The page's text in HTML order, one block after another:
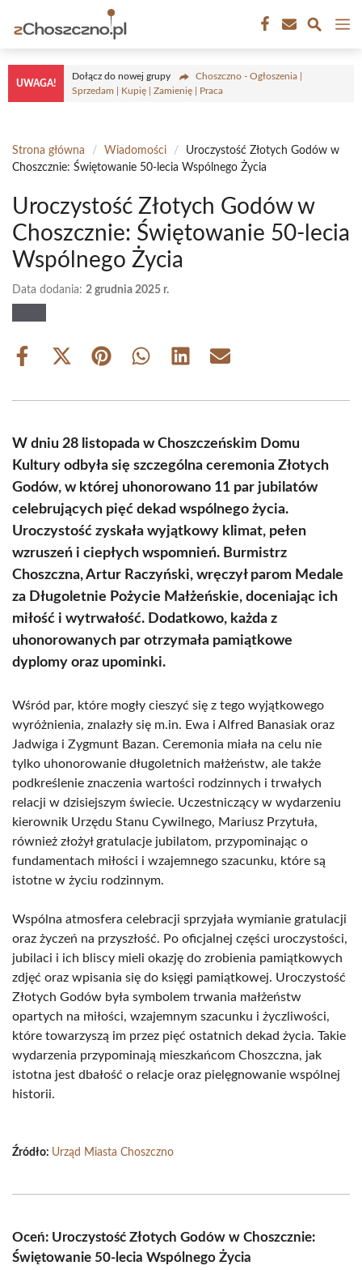
treści
UWAGA!
Dołącz do nowej grupy
Choszczno - Ogłoszenia |
Sprzedam | Kupię | Zamienię | Praca
Strona główna / Wiadomości /
Uroczystość Złotych Godów w
Choszcznie: Świętowanie 50-lecia Wspólnego Życia
Uroczystość Złotych Godów w
Choszcznie: Świętowanie 50-lecia
Wspólnego Życia
Data dodania: 2 grudnia 2025 r.
Share
Share
(Twitter)
Share Share Share Share
W dniu 28 listopada w Choszczeńskim Domu
Kultury odbyła się szczególna ceremonia Złotych
Godów, w której uhonorowano 11 par jubilatów
celebrujących pięć dekad wspólnego życia.
Uroczystość zyskała wyjątkowy klimat, pełen
wzruszeń i ciepłych wspomnień. Burmistrz
Choszczna, Artur Raczyński, wręczył parom Medale
za Długoletnie Pożycie Małżeńskie, doceniając ich
miłość i wytrwałość. Dodatkowo, każda z
uhonorowanych par otrzymała pamiątkowe
dyplomy oraz upominki.
Wśród par, które mogły cieszyć się z tego wyjątkowego
wyróżnienia, znalazły się m.in. Ewa i Alfred Banasiak oraz
Jadwiga i Zygmunt Bazan. Ceremonia miała na celu nie
tylko uhonorowanie długoletnich małżeństw, ale także
podkreślenie znaczenia wartości rodzinnych i trwałych
relacji w dzisiejszym świecie. Uczestniczący w wydarzeniu
kierownik Urzędu Stanu Cywilnego, Mariusz Przytuła,
również złożył gratulacje jubilatom, przypominając o
fundamentach miłości i wzajemnego szacunku, które są
istotne w życiu rodzinnym.
Wspólna atmosfera celebracji sprzyjała wymianie gratulacji
oraz życzeń na przyszłość. Po oficjalnej części uroczystości,
jubilaci i ich bliscy mieli okazję do zrobienia pamiątkowych
zdjęć oraz wpisania się do księgi pamiątkowej. Uroczystość
Złotych Godów była symbolem trwania małżeństw
opartych na miłości, wzajemnym szacunku i życzliwości,
które towarzyszą im przez pięć ostatnich dekad życia. Takie
wydarzenia przypominają mieszkańcom Choszczna, jak
istotna jest dbałość o relacje oraz pielęgnowanie wspólnej
historii.
Źródło: Urząd Miasta Choszczno
Oceń: Uroczystość Złotych Godów w Choszcznie:
Świętowanie 50-lecia Wspólnego Życia